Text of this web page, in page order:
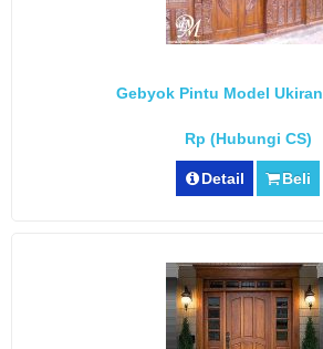
Gebyok Pintu Model
Rp (Hubungi CS)
Detail Beli